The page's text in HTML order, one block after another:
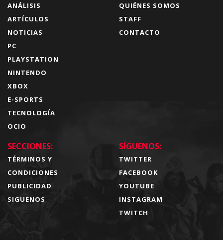
ANÁLISIS
ARTÍCULOS
NOTICIAS
PC
PLAYSTATION
NINTENDO
XBOX
E-SPORTS
TECNOLOGÍA
OCIO
QUIÉNES SOMOS
STAFF
CONTACTO
SECCIONES:
TÉRMINOS Y
CONDICIONES
PUBLICIDAD
SIGUENOS
SÍGUENOS:
TWITTER
FACEBOOK
YOUTUBE
INSTAGRAM
TWITCH